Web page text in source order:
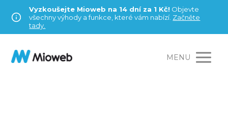
Vyzkoušejte Mioweb na 14 dní za 1 Kč! Objevte
všechny výhody a funkce, které vám nabízí. Začněte
tady.
MENU